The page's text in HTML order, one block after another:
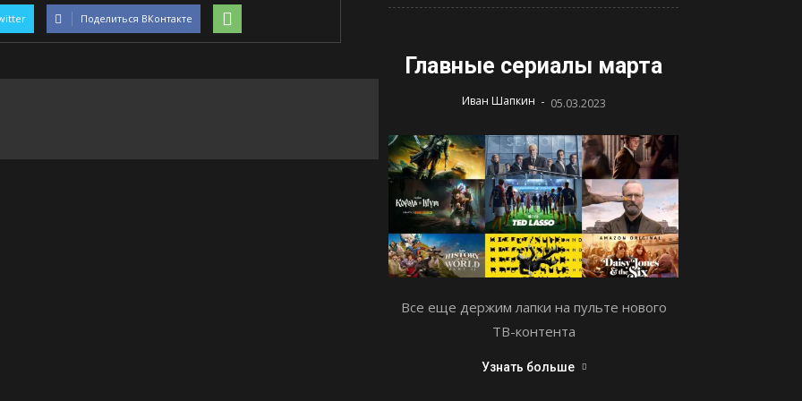
Поделиться ВКонтакте
Главные сериалы марта
Иван Шапкин - 05.03.2023
Все еще держим лапки на пульте нового
ТВ-контента
Узнать больше